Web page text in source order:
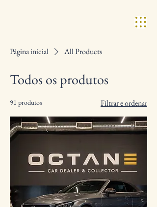
Página inicial All Products
Todos os produtos
91 produtos Filtrar e ordenar